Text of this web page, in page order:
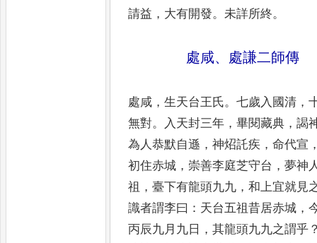
請益 ， 大有開發。未詳所終。
處咸、 處謙二師傳
處咸 ，生天台王氏。七歲入國清 ，
無對。 入天封三年 ，畢閱藏典 ，謁
為人恭默自遜 ，神炤託疾 ，命代宣
初住赤城 ， 崇善李庭芝守台 ，夢神
祖 ，臺下有龍頭九九 ，和上宜就見
識者謂李曰 ： 天台五祖昔居赤城 ，
丙辰九月九 日 ，其龍頭九九之謂乎